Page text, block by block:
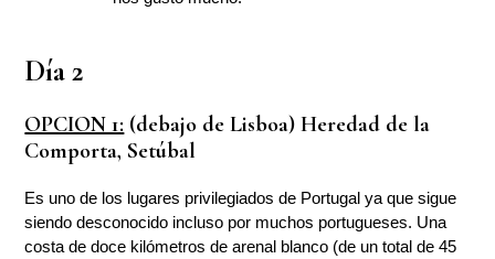
Día 2
OPCION 1: (debajo de Lisboa) Heredad de la
Comporta, Setúbal
Es uno de los lugares privilegiados de Portugal ya que sigue
siendo desconocido incluso por muchos portugueses. Una
costa de doce kilómetros de arenal blanco (de un total de 45